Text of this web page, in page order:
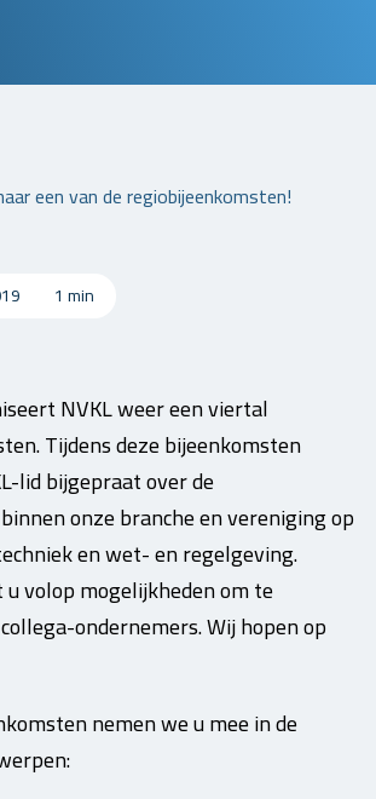
een van de regiobijeenkomsten!
1 min
NVKL weer een viertal
Tijdens deze bijeenkomsten
lid bijgepraat over de
onze branche en vereniging op
en wet- en regelgeving.
volop mogelijkheden om te
ondernemers. Wij hopen op
nemen we u mee in de